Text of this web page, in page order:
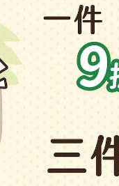
徽章-太平洋多角海蛞蝓
NT$210